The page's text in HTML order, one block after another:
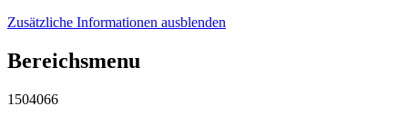
Zusätzliche Informationen ausblenden
Bereichsmenu
1504066